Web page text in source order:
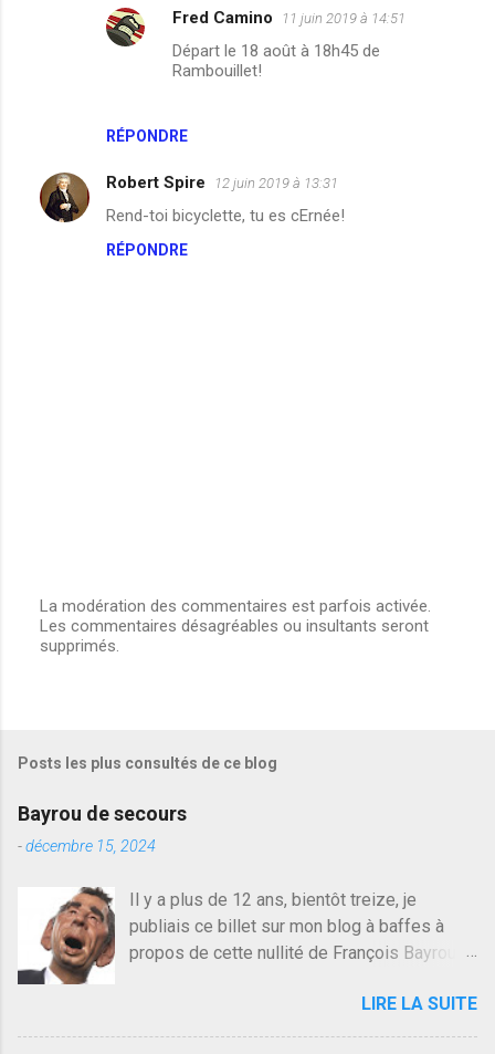
e
s
RÉPONDRE
Fred Camino 11 juin 2019 à 14:51
Départ le 18 août à 18h45 de
Rambouillet!
Robert Spire 12 juin 2019 à 13:31
Rend-toi bicyclette, tu es cErnée!
RÉPONDRE
E
n
t
e
r
u
m
m
e
n
La modération des commentaires est parfois activée.
Les commentaires désagréables ou insultants seront
supprimés.
Posts les plus consultés de ce blog
Bayrou de secours
-décembre 15, 2024
Il y a plus de 12 ans, bientôt treize, je
publiais ce billet sur mon blog à baffes à
propos de cette nullité de François Bayrou. Il
quelqu'un, je ne parle pas des couples mais
des amis ou des valeurs dans lesquels on
LIRE LA SUITE